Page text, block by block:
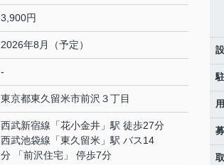
3,900円
2026年8月（予定）
-
東京都東久留米市前沢 ３丁目
西武新宿線 「花小金井 」駅 徒歩27分
西武池袋線 「東久留米 」駅 バス14
分 「前沢住宅」 停歩7分